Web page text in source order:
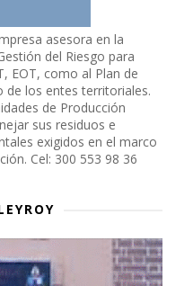
asesora en la
del Riesgo para
EOT, como al Plan de
de los entes territoriales.
de Producción
sus residuos e
exigidos en el marco
Cel: 300 553 98 36